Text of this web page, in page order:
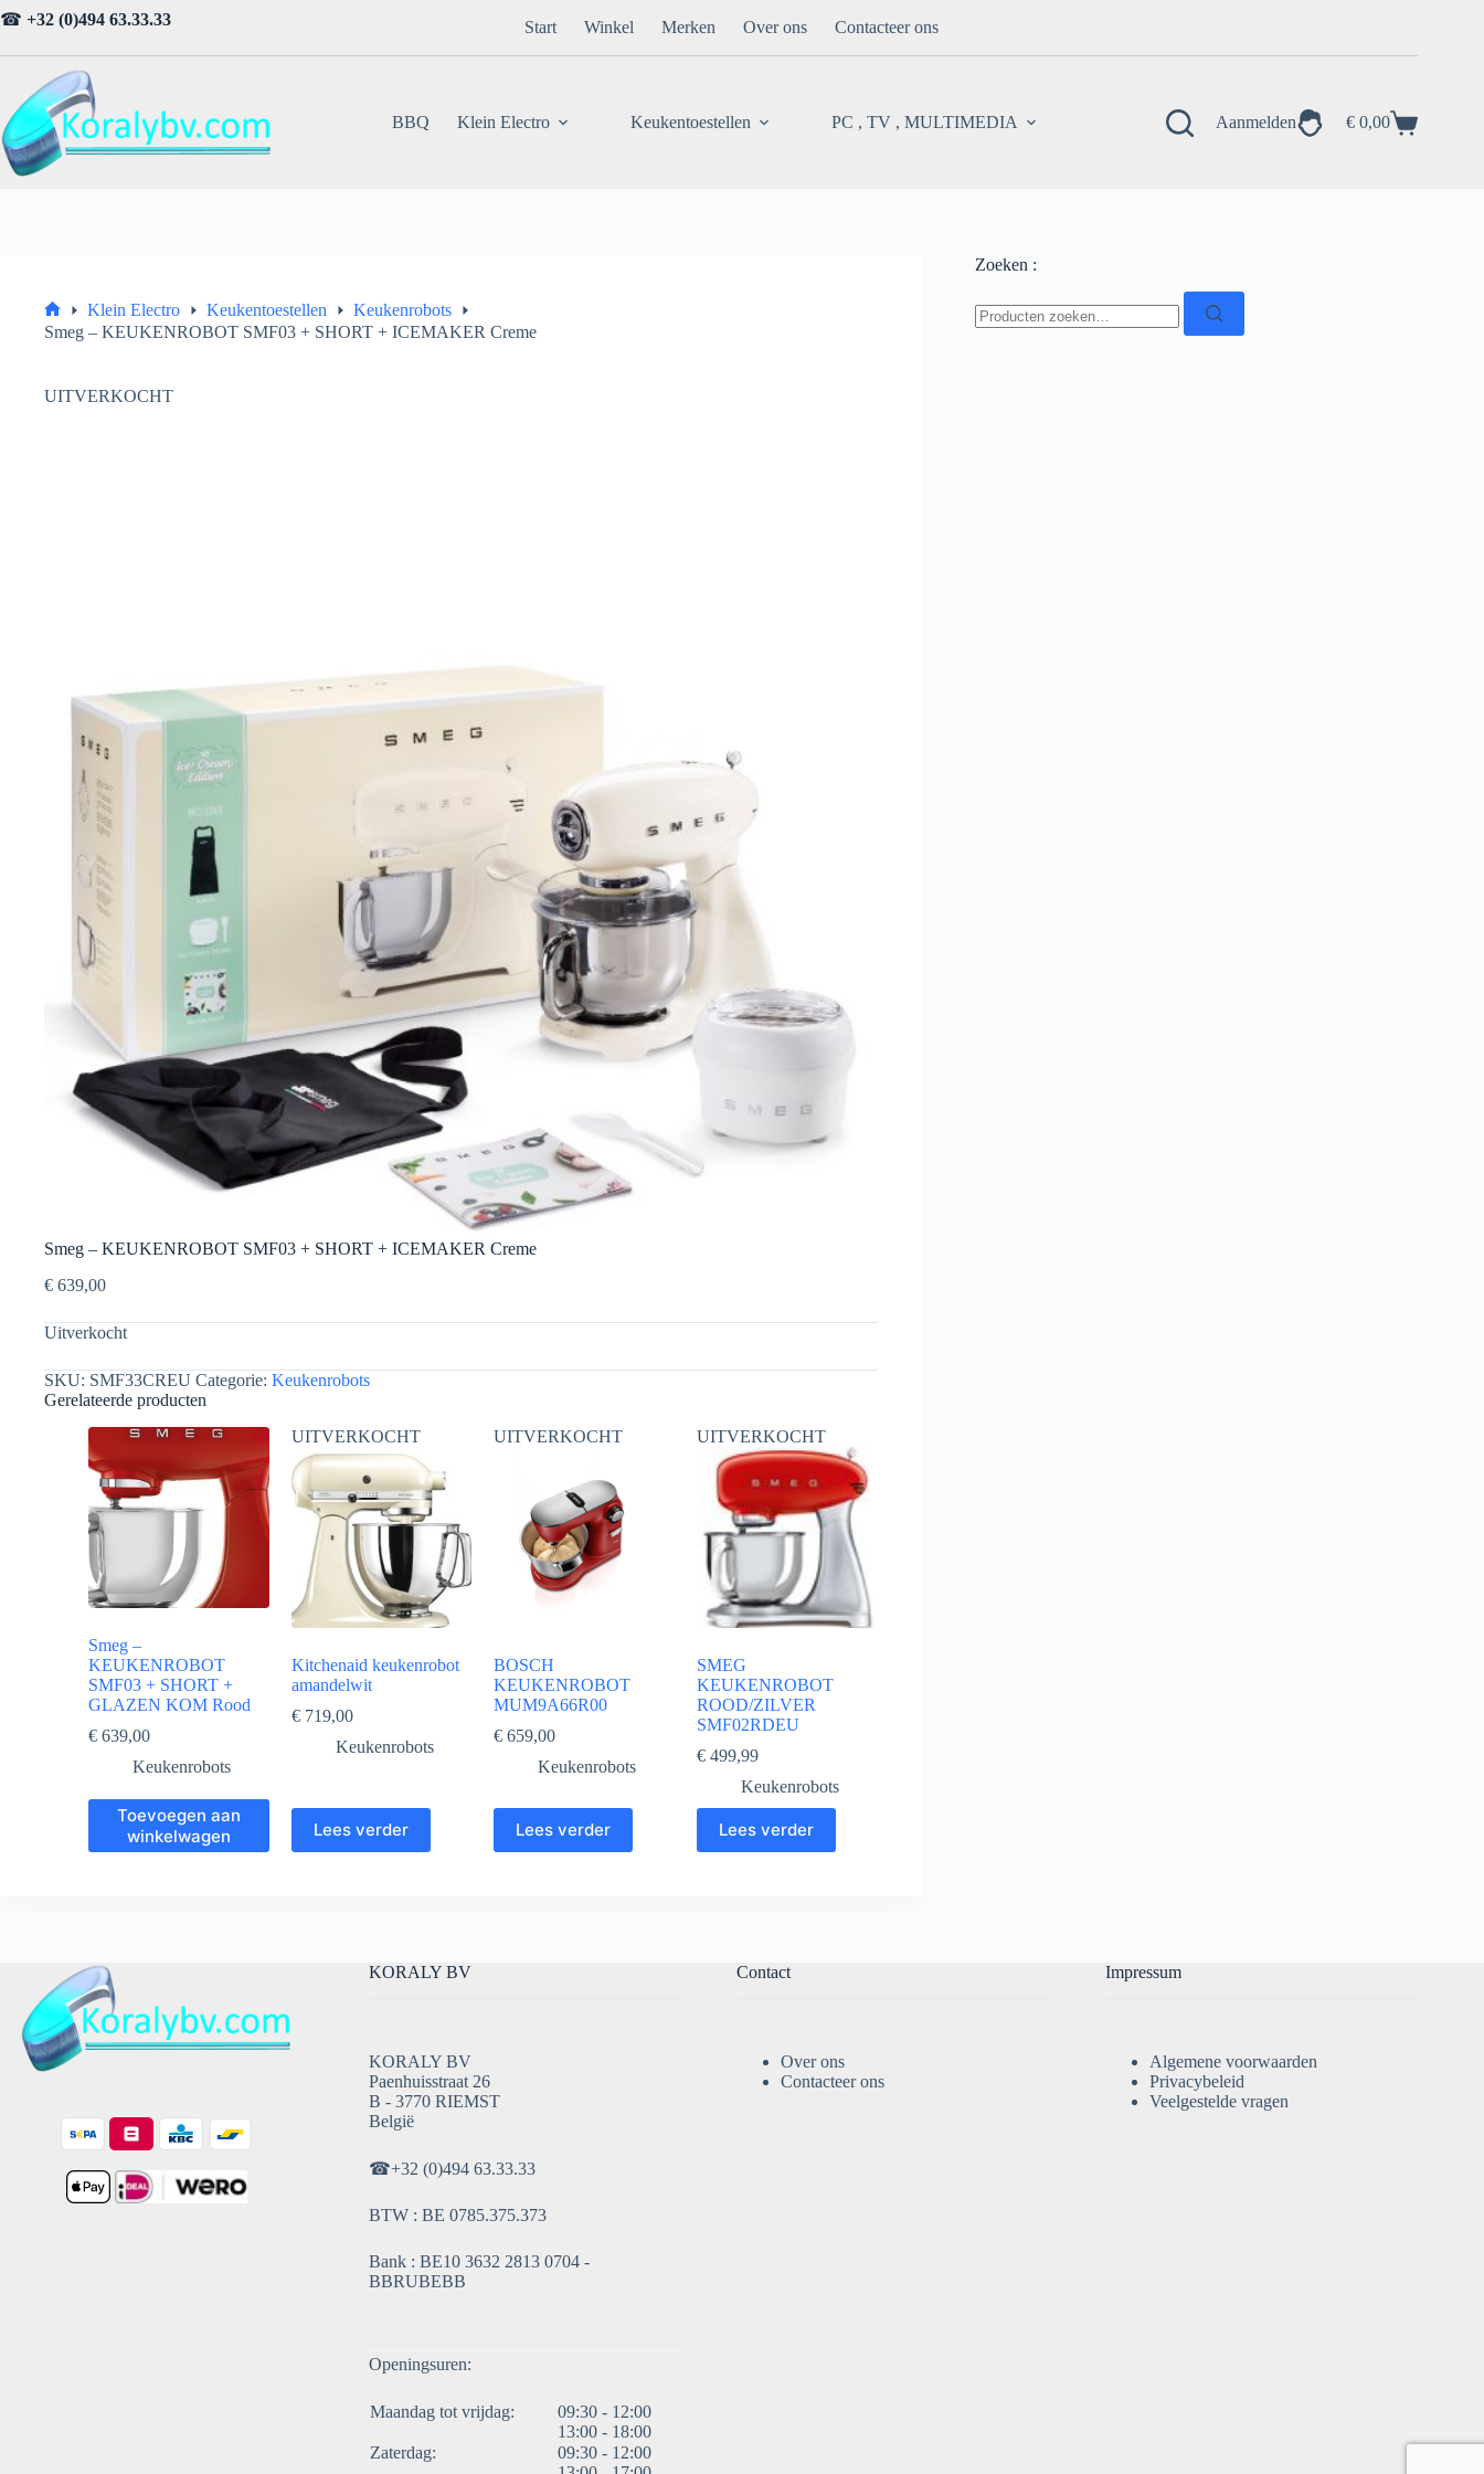
Ga
naar
☎ +32 (0)494 63.33.33 Start Winkel Merken Over ons Contacteer ons
BBQ Klein Electro Keukentoestellen PC , TV , MULTIMEDIA Aanmelden Winkelwagen
€ 0,00
Home
Klein Electro Keukentoestellen
Keukenrobots
Smeg – KEUKENROBOT SMF03 + SHORT + ICEMAKER Creme
UITVERKOCHT
Smeg – KEUKENROBOT SMF03 + SHORT + ICEMAKER Creme
€ 639,00
Uitverkocht
SKU: SMF33CREU Categorie: Keukenrobots
Gerelateerde producten
Smeg –
KEUKENROBOT
SMF03 + SHORT +
GLAZEN KOM Rood
€ 639,00
Keukenrobots
Toevoegen aan
winkelwagen
UITVERKOCHT
Kitchenaid keukenrobot
amandelwit
€719,00
Keukenrobots
Lees verder
UITVERKOCHT
BOSCH
KEUKENROBOT
MUM9A66R00
€ 659,00
Keukenrobots
Lees verder
UITVERKOCHT
SMEG
KEUKENROBOT
ROOD/ZILVER
SMF02RDEU
€499,99
Keukenrobots
Lees verder
Zoeken :
naar:
KORALY BV
KORALY BV
Paenhuisstraat 26
B - 3770 RIEMST
België
☎+32 (0)494 63.33.33
BTW : BE 0785.375.373
Bank : BE10 3632 2813 0704 -
BBRUBEBB
Openingsuren:
Maandag tot vrijdag:
09:30 - 12:00
13:00 - 18:00
Zaterdag:
09:30 - 12:00
Contact
Over ons
Contacteer ons
Impressum
Algemene voorwaarden
Privacybeleid
Veelgestelde vragen